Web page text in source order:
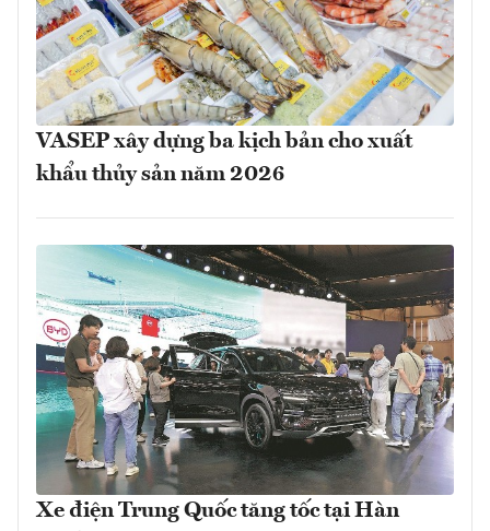
VASEP xây dựng ba kịch bản cho xuất
khẩu thủy sản năm 2026
Xe điện Trung Quốc tăng tốc tại Hàn